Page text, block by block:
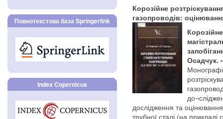
Повнотекстова база Springerlink
Index Copernicus
Корозійне
газопроводів:
Осадчук.
дослідження та
трубної сталі (на прикладі